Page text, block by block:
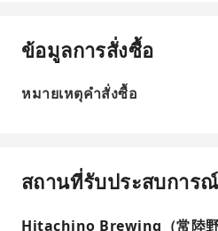
ข้อมูลการสั่งซื้อ
หมายเหตุคำสั่งซื้อ
สถานที่รับประสบการณ์
Hitachino Brewing（常陸野